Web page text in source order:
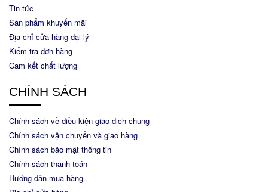
Tin tức
Sản phẩm khuyến mãi
Địa chỉ cửa hàng đại lý
Kiểm tra đơn hàng
Cam kết chất lượng
CHÍNH SÁCH
Chính sách về điều kiện giao dịch chung
Chính sách vận chuyển và giao hàng
Chính sách bảo mật thông tin
Chính sách thanh toán
Hướng dẫn mua hàng